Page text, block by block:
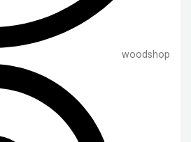
woodshop